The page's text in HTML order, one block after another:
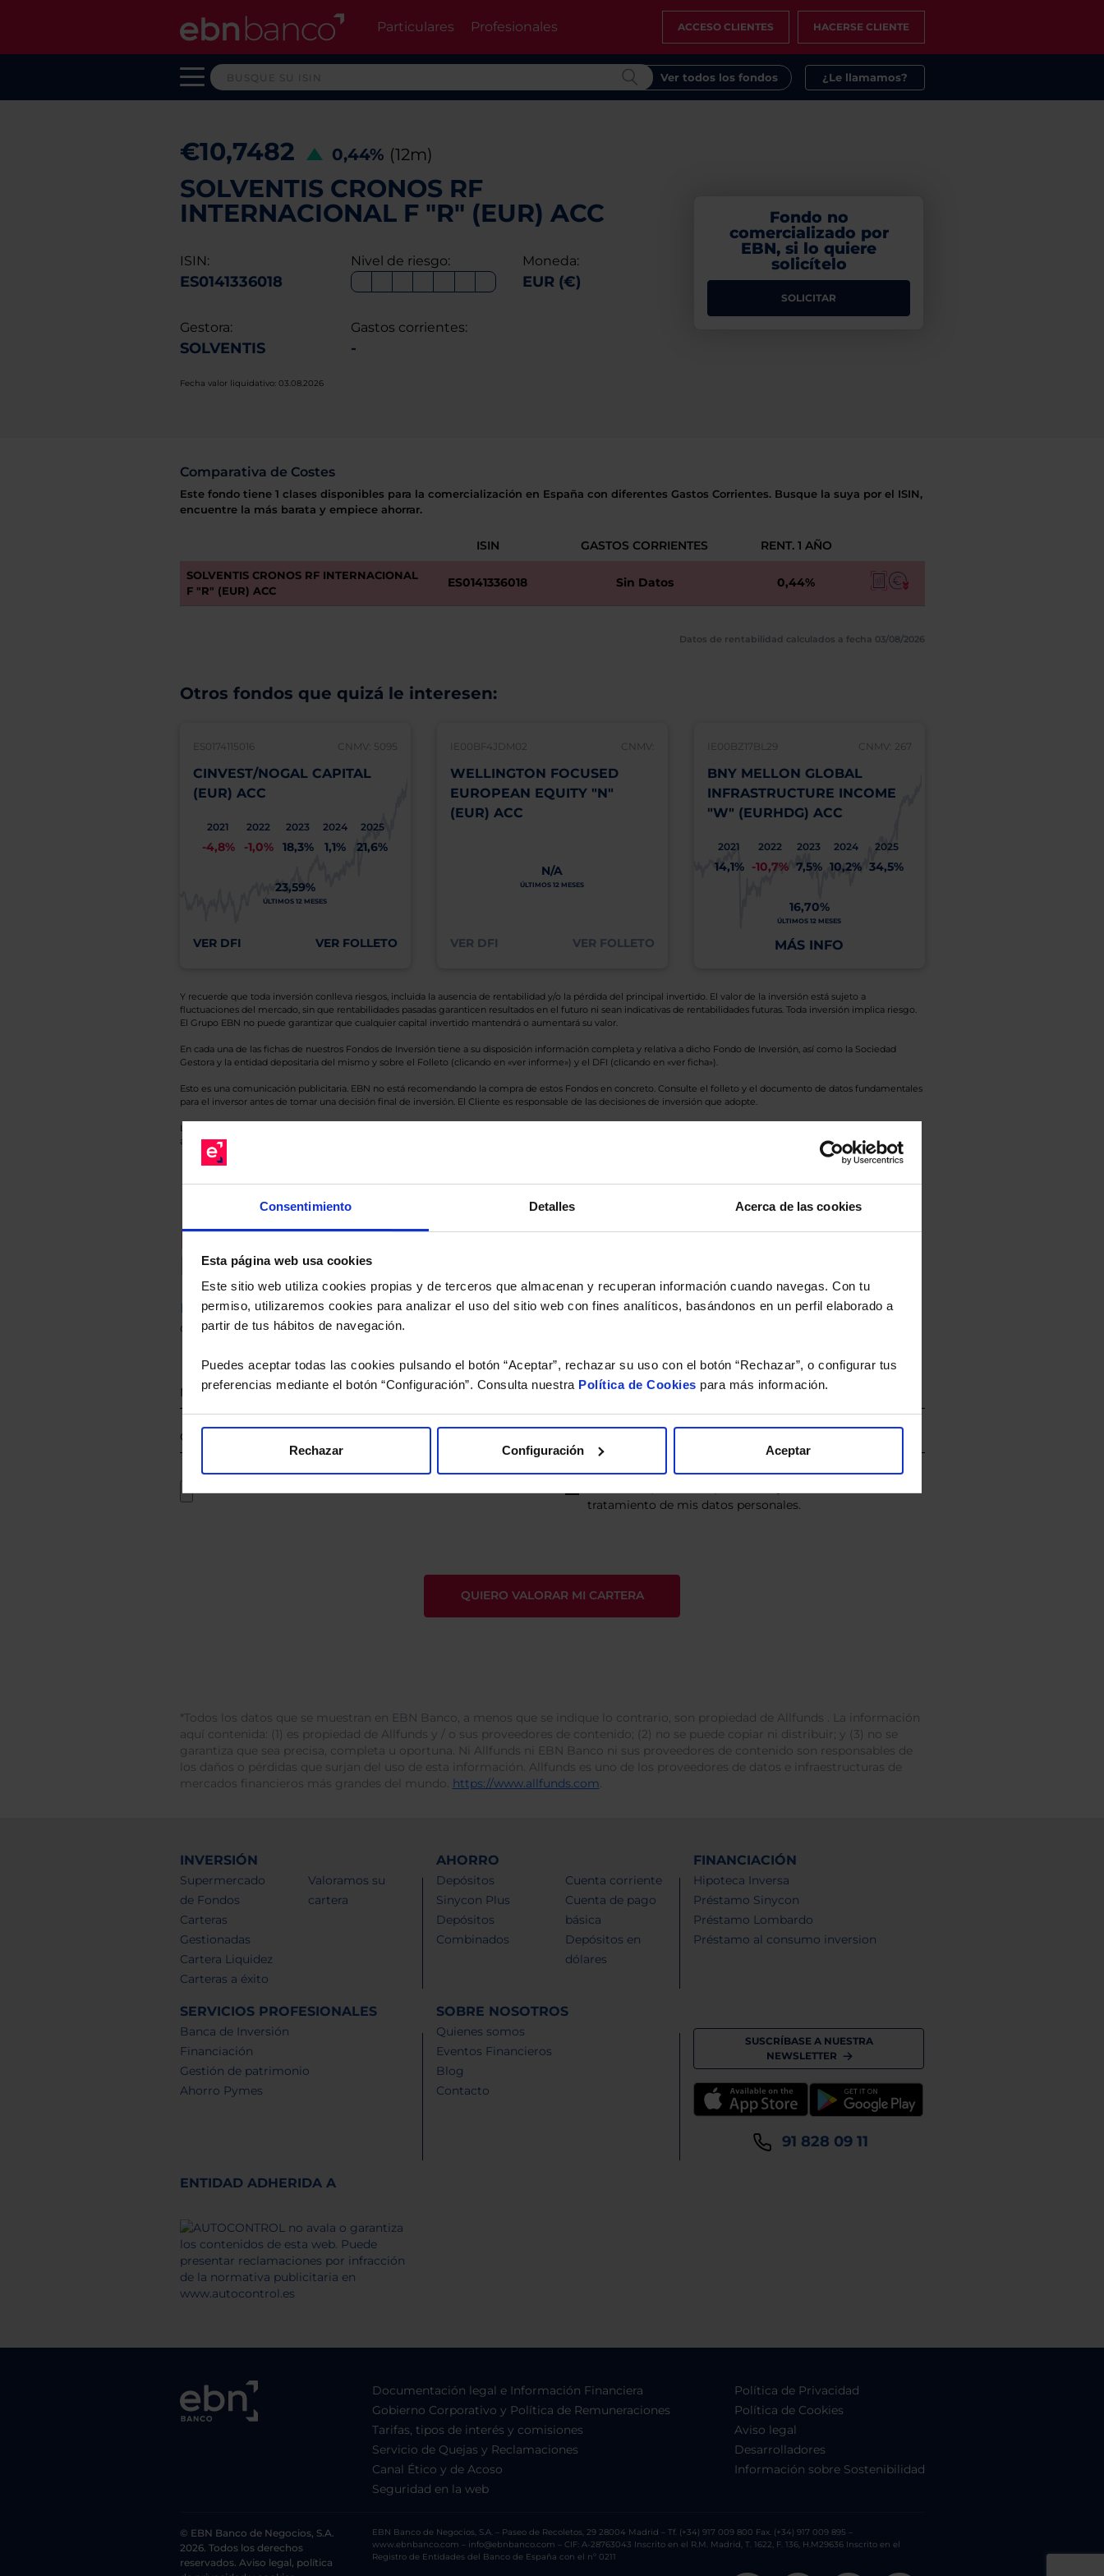
Consentimiento Detalles Acerca de las cookies
Esta página web usa cookies
Este sitio web utiliza cookies propias y de terceros que almacenan y recuperan información cuando navegas. Con tu
permiso, utilizaremos cookies para analizar el uso del sitio web con fines analíticos, basándonos en un perfil elaborado a
partir de tus hábitos de navegación.
Puedes aceptar todas las cookies pulsando el botón “Aceptar”, rechazar su uso con el botón “Rechazar”, o configurar tus
preferencias mediante el botón “Configuración”. Consulta nuestra Política de Cookies para más información.
Rechazar Configuración Aceptar
Particulares Profesionales ACCESO CLIENTES HACERSE CLIENTE
Ver todos los fondos ¿Le llamamos?
€10,7482 0,44% (12m)
SOLVENTIS CRONOS RF
INTERNACIONAL F "R" (EUR) ACC
ISIN:
ES0141336018
Nivel de riesgo: Moneda:
EUR (€)
Gestora:
SOLVENTIS
Gastos corrientes:
-
Fecha valor liquidativo: 03.08.2026
Fondo no
comercializado por
EBN, si lo quiere
solicítelo
SOLICITAR
Comparativa de Costes
Este fondo tiene 1 clases disponibles para la comercialización en España con diferentes Gastos Corrientes. Busque la suya por el ISIN,
encuentre la más barata y empiece ahorrar.
ISIN GASTOS CORRIENTES RENT. 1 AÑO
SOLVENTIS CRONOS RF INTERNACIONAL
F "R" (EUR) ACC
ES0141336018 Sin Datos 0,44%
Datos de rentabilidad calculados a fecha 03/08/2026
Otros fondos que quizá le interesen:
ES0174115016 CNMV: 5095
CINVEST/NOGAL CAPITAL
(EUR) ACC
2021
-4,8%
2022
-1,0%
2023
18,3%
2024
1,1%
2025
21,6%
23,59%
ÚLTIMOS 12 MESES
VER DFI VER FOLLETO
IE00BF4JDM02 CNMV:
WELLINGTON FOCUSED
EUROPEAN EQUITY "N"
(EUR) ACC
N/A
ÚLTIMOS 12 MESES
VER DFI VER FOLLETO
IE00BZ17BL29 CNMV: 267
BNY MELLON GLOBAL
INFRASTRUCTURE INCOME
"W" (EURHDG) ACC
2021
14,1%
2022
-10,7%
2023
7,5%
2024
10,2%
2025
34,5%
16,70%
ÚLTIMOS 12 MESES
MÁS INFO
Y recuerde que toda inversión conlleva riesgos, incluida la ausencia de rentabilidad y/o la pérdida del principal invertido. El valor de la inversión está sujeto a
fluctuaciones del mercado, sin que rentabilidades pasadas garanticen resultados en el futuro ni sean indicativas de rentabilidades futuras. Toda inversión implica riesgo.
El Grupo EBN no puede garantizar que cualquier capital invertido mantendrá o aumentará su valor.
En cada una de las fichas de nuestros Fondos de Inversión tiene a su disposición información completa y relativa a dicho Fondo de Inversión, así como la Sociedad
Gestora y la entidad depositaria del mismo y sobre el Folleto (clicando en «ver informe») y el DFI (clicando en «ver ficha»).
Esto es una comunicación publicitaria. EBN no está recomendando la compra de estos Fondos en concreto. Consulte el folleto y el documento de datos fundamentales
para el inversor antes de tomar una decisión final de inversión. El Cliente es responsable de las decisiones de inversión que adopte.
Los datos de rentabilidad mostrados hacen referencia a los Valores Liquidativos del Fondo al cierre de la última sesión, y se calculan de Valor Liquidativo de la sesión
anterior a Valor Liquidativo actual con reinversión de dividendos si el fondo es de reparto. Todas las rentabilidades mostradas están en la divisa Euro.
Recomendado.
Le hacemos un estudio gratuito de su cartera.
Descárguese el archivoe indíquenos los ISINs de sus Fondos y nuestros expertos le enviarán un estudio gratuito
de sus alternativas de Clases Limpias con las que podrá ahorrar en sus costes.
tratamiento de mis datos personales.
*Todos los datos que se muestran en EBN Banco, a menos que se indique lo contrario, son propiedad de Allfunds . La información
aquí contenida: (1) es propiedad de Allfunds y / o sus proveedores de contenido; (2) no se puede copiar ni distribuir; y (3) no se
garantiza que sea precisa, completa u oportuna. Ni Allfunds ni EBN Banco ni sus proveedores de contenido son responsables de
los daños o pérdidas que surjan del uso de esta información. Allfunds es uno de los proveedores de datos e infraestructuras de
mercados financieros más grandes del mundo. https://www.allfunds.com.
INVERSIÓN
Supermercado
de Fondos
Carteras
Gestionadas
Cartera Liquidez
Carteras a éxito
Valoramos su
cartera
AHORRO
Depósitos
Sinycon Plus
Depósitos
Combinados
Cuenta corriente
Cuenta de pago
básica
Depósitos en
dólares
FINANCIACIÓN
Hipoteca Inversa
Préstamo Sinycon
Préstamo Lombardo
Préstamo al consumo inversion
SERVICIOS PROFESIONALES
Banca de Inversión
Financiación
Gestión de patrimonio
Ahorro Pymes
SOBRE NOSOTROS
Quienes somos
Eventos Financieros
Blog
Contacto
SUSCRÍBASE A NUESTRA
NEWSLETTER
91 828 09 11
ENTIDAD ADHERIDA A
Documentación legal e Información Financiera
Gobierno Corporativo y Política de Remuneraciones
Tarifas, tipos de interés y comisiones
Servicio de Quejas y Reclamaciones
Canal Ético y de Acoso
Seguridad en la web
Política de Privacidad
Política de Cookies
Aviso legal
Desarrolladores
Información sobre Sostenibilidad
© EBN Banco de Negocios, S.A.
2026. Todos los derechos
reservados. Aviso legal, política
EBN Banco de Negocios, S.A. – Paseo de Recoletos, 29 28004 Madrid – Tf. (+34) 917 009 800 Fax. (+34) 917 009 895 –
www.ebnbanco.com – info@ebnbanco.com – CIF: A-28763043 Inscrito en el R.M. Madrid, T. 1622, F. 136, H.M29636 Inscrito en el
Registro de Entidades del Banco de España con el nº 0211